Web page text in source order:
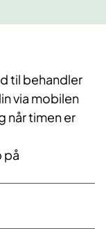
til behandler
via mobilen
når timen er
på